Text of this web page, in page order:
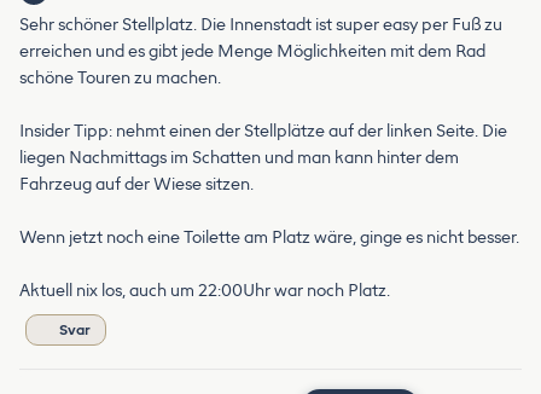
Sehr schöner Stellplatz. Die Innenstadt ist super easy per Fuß zu
erreichen und es gibt jede Menge Möglichkeiten mit dem Rad
schöne Touren zu machen.
Insider Tipp: nehmt einen der Stellplätze auf der linken Seite. Die
liegen Nachmittags im Schatten und man kann hinter dem
Fahrzeug auf der Wiese sitzen.
Wenn jetzt noch eine Toilette am Platz wäre, ginge es nicht besser.
Aktuell nix los, auch um 22:00Uhr war noch Platz.
Svar